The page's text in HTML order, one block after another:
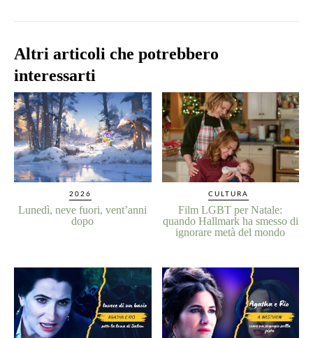
Altri articoli che potrebbero
interessarti
2026
Lunedì, neve fuori, vent’anni
dopo
CULTURA
Film LGBT per Natale:
quando Hallmark ha smesso di
ignorare metà del mondo